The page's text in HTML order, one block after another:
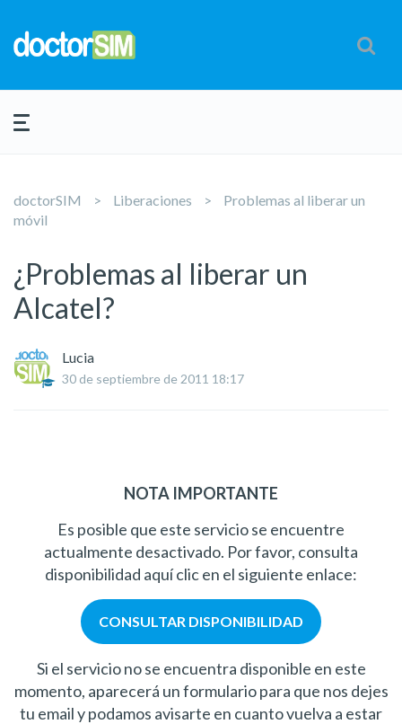
doctorSIM Liberaciones
Problemas al liberar un
móvil
¿Problemas al liberar un
Alcatel?
Lucia
30 de septiembre de 2011 18:17
NOTA IMPORTANTE
Es posible que este servicio se encuentre
actualmente desactivado. Por favor, consulta
disponibilidad aquí clic en el siguiente enlace:
CONSULTAR DISPONIBILIDAD
Si el servicio no se encuentra disponible en este
momento, aparecerá un formulario para que nos dejes
tu email y podamos avisarte en cuanto vuelva a estar